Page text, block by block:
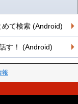
て検索 (Android)
す！ (Android)
報